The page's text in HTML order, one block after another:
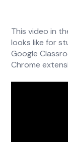
This video in
looks like for
Google
Chrome